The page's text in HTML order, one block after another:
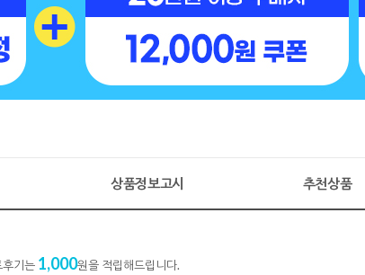
상품정보고시 추천상품
후기는 1,000원을 적립해드립니다.